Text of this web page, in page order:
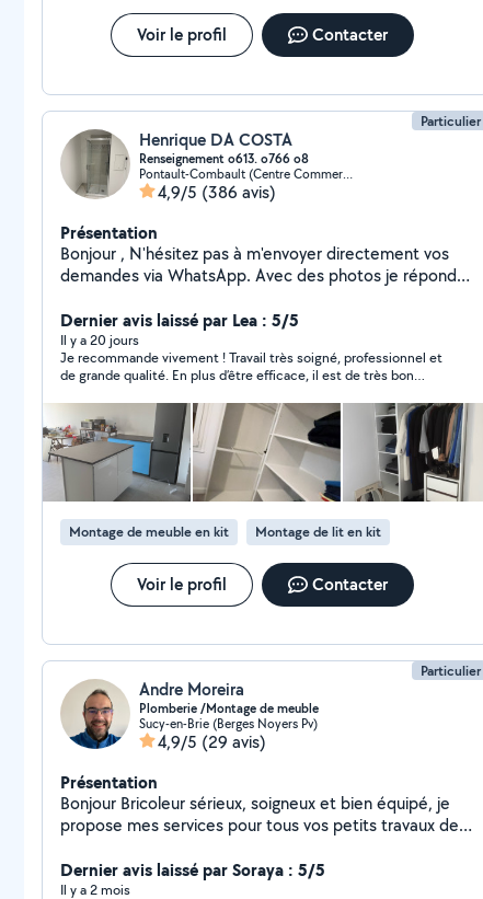
Voir le profil Contacter
Particulier
Henrique DA COSTA
Renseignement o613. o766 o8
Pontault-Combault (Centre Commercial)
4,9/5 (386 avis)
Présentation
Bonjour , N'hésitez pas à m'envoyer directement vos
demandes via WhatsApp. Avec des photos je réponds
soigneusement qu'aller vite au risque de mal faire . Je
suis très bien outillé. Je peux vous aider à monter des
meubles /cuisine .... n'hésitez pas à laissé un message
ou sms je réponds toujours si je peux pas répondre de
tout de suite . À bientôt
Dernier avis laissé par Lea : 5/5
Il y a 20 jours
Je recommande vivement ! Travail très soigné, professionnel et
de grande qualité. En plus d’être efficace, il est de très bon
suis entièrement satisfait(e) et je n’hésiterai pas à refaire appel
à lui.
Montage de meuble en kit Montage de lit en kit
Voir le profil Contacter
Particulier
Andre Moreira
Plomberie /Montage de meuble
Sucy-en-Brie (Berges Noyers Pv)
4,9/5 (29 avis)
Présentation
Bonjour Bricoleur sérieux, soigneux et bien équipé, je
propose mes services pour tous vos petits travaux de
Conforama, etc.) Fixation d'étagères, tringles, cadres,
TV Plomberie de formation ITS (fuite, robinet, siphon,
Dernier avis laissé par Soraya : 5/5
Il y a 2 mois